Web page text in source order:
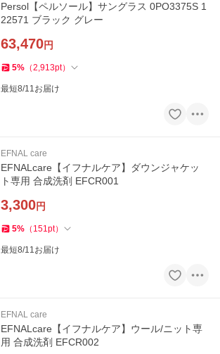
Persol【ペルソール】サングラス 0PO3375S 1
22571 ブラック グレー
63,470円
5% （2,913pt）
最短8/11お届け
EFNAL care
EFNALcare【イフナルケア】ダウンジャケッ
ト専用 合成洗剤 EFCR001
3,300円
5% （ 151pt）
最短8/11お届け
EFNAL care
EFNALcare【イフナルケア】ウール/ニット専
用 合成洗剤 EFCR002